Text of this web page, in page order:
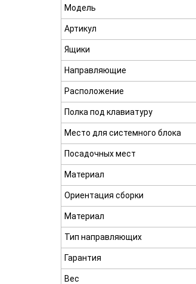
Модель
Артикул
Ящики
Направляющие
Расположение
Полка под клавиатуру
Место для системного блока
Посадочных мест
Материал
Ориентация сборки
Материал
Тип направляющих
Гарантия
Вес